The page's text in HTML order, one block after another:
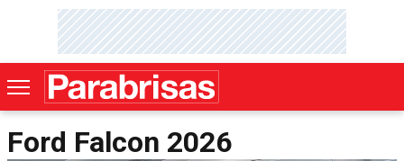
Ford Falcon 2026